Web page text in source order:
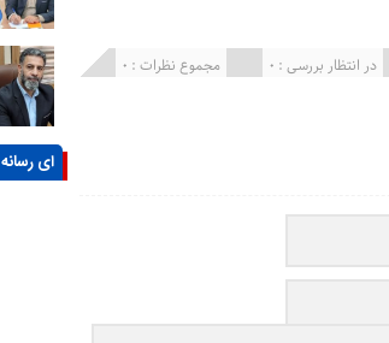
مجموع نظرات : 0 در انتظار بررسی : 0
ای رسانه